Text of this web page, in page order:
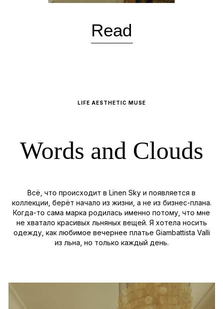
LIFE AESTHETIC MUSE
Words and Clouds
Всё, что происходит в Linen Sky и появляется в
коллекции, берёт начало из жизни, а не из бизнес-плана.
Когда-то сама марка родилась именно потому, что мне
не хватало красивых льняных вещей. Я хотела носить
одежду, как любимое вечернее платье Giambattista Valli
из льна, но только каждый день.